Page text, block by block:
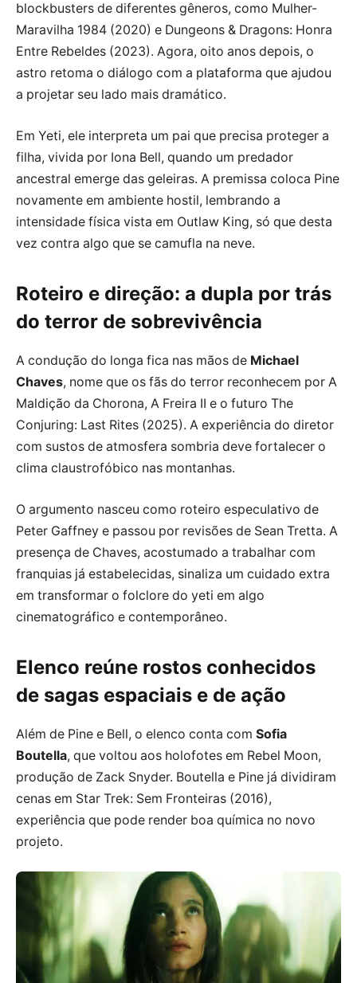
blockbusters de diferentes gêneros, como Mulher-
Maravilha 1984 (2020) e Dungeons & Dragons: Honra
Entre Rebeldes (2023). Agora, oito anos depois, o
astro retoma o diálogo com a plataforma que ajudou
a projetar seu lado mais dramático.
Em Yeti, ele interpreta um pai que precisa proteger a
filha, vivida por Iona Bell, quando um predador
ancestral emerge das geleiras. A premissa coloca Pine
novamente em ambiente hostil, lembrando a
intensidade física vista em Outlaw King, só que desta
vez contra algo que se camufla na neve.
Roteiro e direção: a dupla por trás
do terror de sobrevivência
A condução do longa fica nas mãos de Michael
Chaves, nome que os fãs do terror reconhecem por A
Maldição da Chorona, A Freira II e o futuro The
Conjuring: Last Rites (2025). A experiência do diretor
com sustos de atmosfera sombria deve fortalecer o
clima claustrofóbico nas montanhas.
O argumento nasceu como roteiro especulativo de
Peter Gaffney e passou por revisões de Sean Tretta. A
presença de Chaves, acostumado a trabalhar com
franquias já estabelecidas, sinaliza um cuidado extra
em transformar o folclore do yeti em algo
cinematográfico e contemporâneo.
Elenco reúne rostos conhecidos
de sagas espaciais e de ação
Além de Pine e Bell, o elenco conta com Sofia
Boutella, que voltou aos holofotes em Rebel Moon,
produção de Zack Snyder. Boutella e Pine já dividiram
cenas em Star Trek: Sem Fronteiras (2016),
experiência que pode render boa química no novo
projeto.